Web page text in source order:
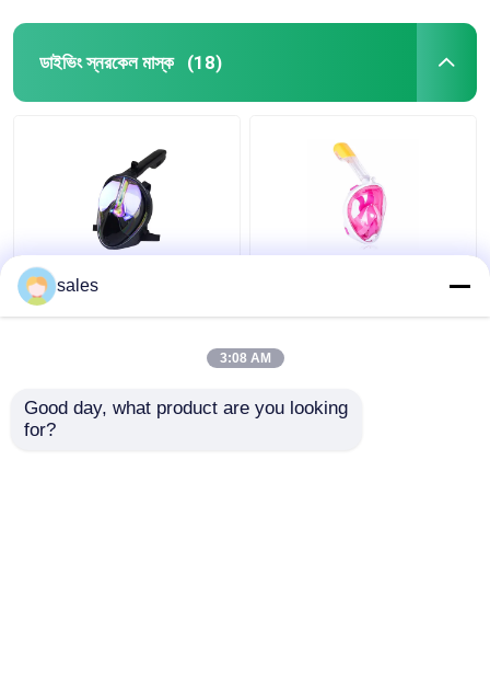
ডাইভিং স্নরকেল মাস্ক (18)
সিলিকন 180 ডিগ্রি ফুল ফেস
স্নোরকেল ডাইভিং ব্যবহার করে
sales
3:08 AM
Good day, what product are you looking
for?